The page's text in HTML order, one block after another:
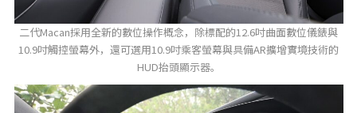
二代Macan採用全新的數位操作概念，除標配的12.6吋曲面數位儀錶與
10.9吋觸控螢幕外，還可選用10.9吋乘客螢幕與具備AR擴增實境技術的
HUD抬頭顯示器。